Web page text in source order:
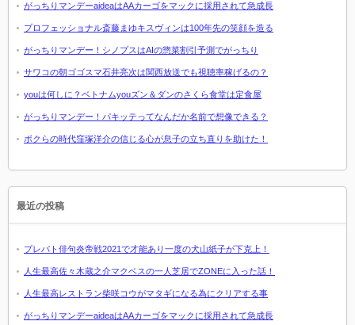
がっちりマンデーaideaはAAカーゴをマックに採用されて急成長
プロフェッショナル斎藤まゆキスヴィンは100年先の笑顔を造る
がっちりマンデー！シノプスはAIの惣菜割引予測でがっちり
サワコの朝ゴゴスマ石井亮次は関西放送でも視聴率稼げるの？
youは何しに？ベトナムyouズン＆ダンのさくら食堂は定食屋
がっちりマンデー！パキッテってなんだか名前で想像できる？
ボクらの時代窪塚洋介の信じる心が息子の立ち直りを助けた！
最近の投稿
プレバト俳句炎帝戦2021で才能あり一度の犬山紙子が下克上！
人生最高佐々木蔵之介マクベスの一人芝居でZONEに入った話！
人生最高レストラン柴咲コウがマタギになる為にクリアする事
がっちりマンデーaideaはAAカーゴをマックに採用されて急成長